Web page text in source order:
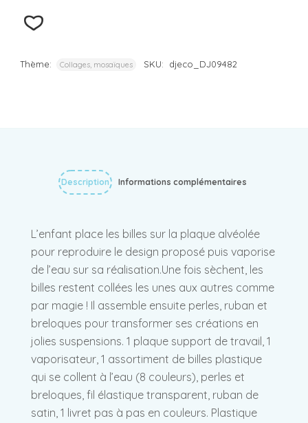
Thème: Collages, mosaïques SKU: djeco_DJ09482
Description Informations complémentaires
L’enfant place les billes sur la plaque alvéolée
pour reproduire le design proposé puis vaporise
de l’eau sur sa réalisation.Une fois sèchent, les
billes restent collées les unes aux autres comme
par magie ! Il assemble ensuite perles, ruban et
breloques pour transformer ses créations en
jolies suspensions. 1 plaque support de travail, 1
vaporisateur, 1 assortiment de billes plastique
qui se collent à l’eau (8 couleurs), perles et
breloques, fil élastique transparent, ruban de
satin, 1 livret pas à pas en couleurs. Plastique